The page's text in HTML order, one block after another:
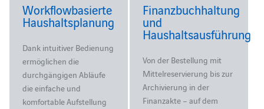
Workflowbasierte
Haushaltsplanung
Dank intuitiver Bedienung
ermöglichen die
durchgängigen Abläufe
die einfache und
komfortable Aufstellung
Finanzbuchhaltung
und
Haushaltsausführung
Von der Bestellung mit
Mittelreservierung bis zur
Archivierung in der
Finanzakte – auf dem